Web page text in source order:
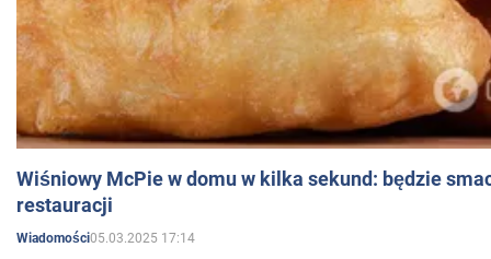
Wiśniowy McPie w domu w kilka sekund: będzie
restauracji
Wiadomości05.03.2025 17:14